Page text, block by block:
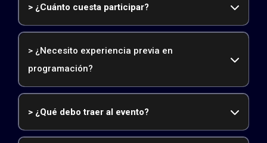
> ¿Cuánto cuesta participar?
GRATUITA
> ¿Necesito experiencia previa en
programación?
> ¿Qué debo traer al evento?